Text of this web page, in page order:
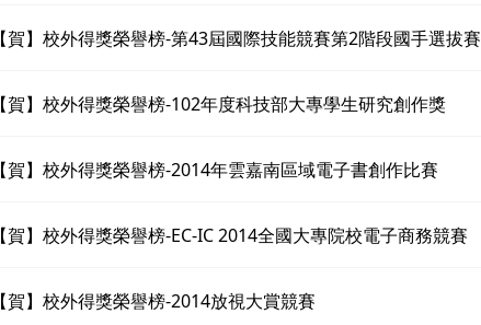
【賀】校外得獎榮譽榜-第43屆國際技能競賽第2階段國手選拔賽
【賀】校外得獎榮譽榜-102年度科技部大專學生研究創作獎
【賀】校外得獎榮譽榜-2014年雲嘉南區域電子書創作比賽
【賀】校外得獎榮譽榜-EC-IC 2014全國大專院校電子商務競賽
【賀】校外得獎榮譽榜-2014放視大賞競賽